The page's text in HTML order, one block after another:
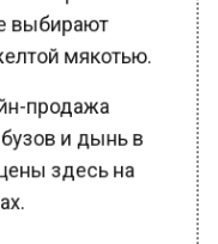
выбирают
мякотью.
продажа
и дынь в
здесь на